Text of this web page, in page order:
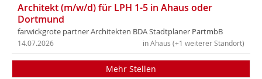
Architekt (m/w/d) für LPH 1-5 in Ahaus oder
Dortmund
farwickgrote partner Architekten BDA Stadtplaner PartmbB
in Ahaus (+1 weiterer Standort)
14.07.2026
Mehr Stellen